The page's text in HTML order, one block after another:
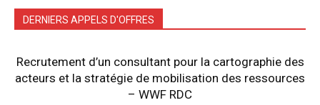
DERNIERS APPELS D'OFFRES
Recrutement d’un consultant pour la cartographie des
acteurs et la stratégie de mobilisation des ressources
– WWF RDC